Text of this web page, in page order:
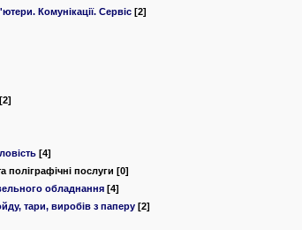
Комунiкацiї. Сервiс [2]
[2]
[4]
поліграфічні послуги [0]
обладнання [4]
тари, виробів з паперу [2]